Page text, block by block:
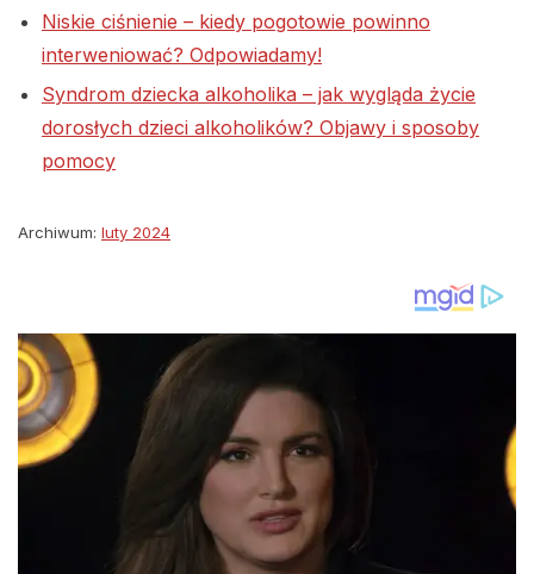
Niskie ciśnienie – kiedy pogotowie powinno
interweniować? Odpowiadamy!
Syndrom dziecka alkoholika – jak wygląda życie
dorosłych dzieci alkoholików? Objawy i sposoby
pomocy
Archiwum: luty 2024